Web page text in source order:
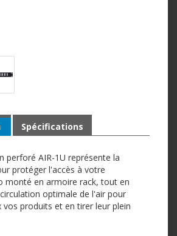
perforé AIR-1U représente la
protéger l'accès à votre
monté en armoire rack, tout en
optimale de l'air pour
produits et en tirer leur plein
Spécifications